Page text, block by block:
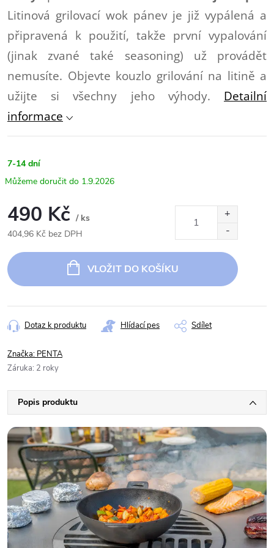
Litinová grilovací wok pánev je již vypálená a
připravená k použití, takže první vypalování
(jinak zvané také seasoning) už provádět
nemusíte. Objevte kouzlo grilování na litině a
užijte si všechny jeho výhody.
Detailní
informace
7-14 dní
1.9.2026
490 Kč / ks
404,96 Kč bez DPH
cena:
VLOŽIT DO KOŠÍKU
Dotaz k produktu Hlídací pes Sdílet
Značka: PENTA
Záruka: 2 roky
Popis produktu